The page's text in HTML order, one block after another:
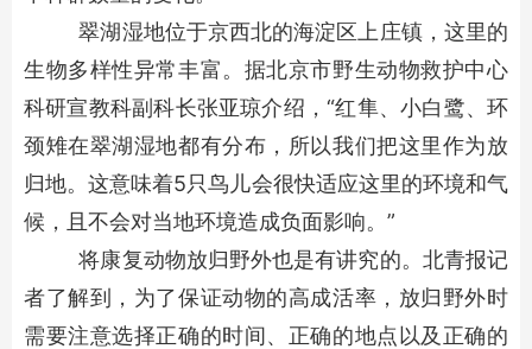
翠湖湿地位于京西北的海淀区上庄镇，这里的
生物多样性异常丰富。据北京市野生动物救护中心
科研宣教科副科长张亚琼介绍，“红隼、小白鹭、环
颈雉在翠湖湿地都有分布，所以我们把这里作为放
归地。这意味着5只鸟儿会很快适应这里的环境和气
候，且不会对当地环境造成负面影响。”
将康复动物放归野外也是有讲究的。北青报记
者了解到，为了保证动物的高成活率，放归野外时
需要注意选择正确的时间、正确的地点以及正确的